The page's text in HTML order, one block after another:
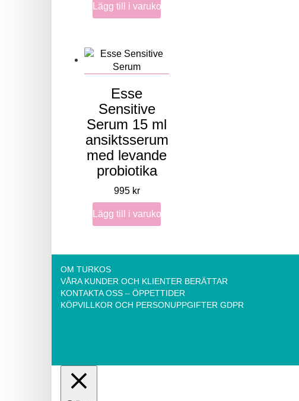
Lägg till i varukorg
Esse
Sensitive
Serum 15 ml
ansiktsserum
med levande
probiotika
995 kr
Lägg till i varukorg
OM TURKOS
VÅRA KUNDER OCH KLIENTER BERÄTTAR
KONTAKTA OSS – ÖPPETTIDER
KÖPVILLKOR OCH PERSONUPPGIFTER GDPR